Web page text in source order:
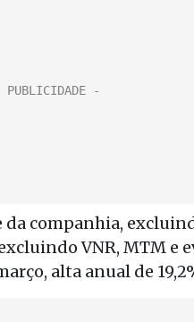
companhia,
VNR, MTM e
alta anual de